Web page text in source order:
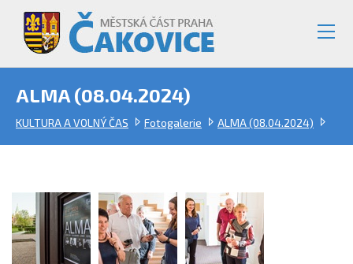
ALMA (08.04.2024)
KULTURA A VOLNÝ ČAS Fotogalerie ALMA (08.04.2024)